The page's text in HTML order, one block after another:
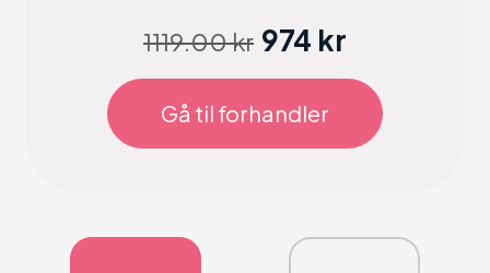
1119.00 kr 974 kr
Gå til forhandler